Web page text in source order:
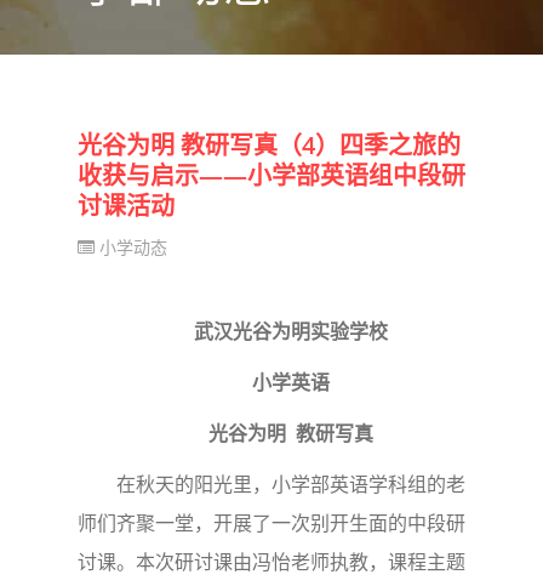
光谷为明 教研写真（4）四季之旅的
收获与启示——小学部英语组中段研
讨课活动
小学动态
武汉光谷为明实验学校
小学英语
光谷为明 教研写真
在秋天的阳光里，小学部英语学科组的老
师们齐聚一堂，开展了一次别开生面的中段研
讨课。本次研讨课由冯怡老师执教，课程主题